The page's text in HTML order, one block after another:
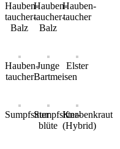
Hauben-
taucher-
Balz
Hauben-
taucher-
Balz
Hauben-
taucher
Hauben-
taucher
Junge
Bartmeisen
Elster
SumpfsitterSumpfsitter-
blüte
Knabenkraut
(Hybrid)